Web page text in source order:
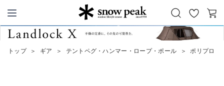
Snow Peak
お
気
に
カ
ト
トップ ＞ ギア ＞ テントペグ・ハンマー・ロープ・ポール ＞ ポリプロロ